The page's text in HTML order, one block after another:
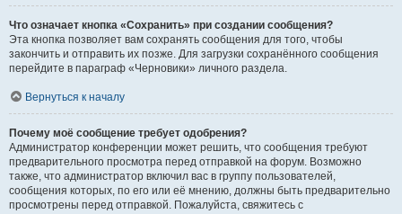
Что означает кнопка «Сохранить» при создании сообщения?
Эта кнопка позволяет вам сохранять сообщения для того, чтобы
закончить и отправить их позже. Для загрузки сохранённого сообщения
перейдите в параграф «Черновики» личного раздела.
Вернуться к началу
Почему моё сообщение требует одобрения?
Администратор конференции может решить, что сообщения требуют
предварительного просмотра перед отправкой на форум. Возможно
также, что администратор включил вас в группу пользователей,
сообщения которых, по его или её мнению, должны быть предварительно
просмотрены перед отправкой. Пожалуйста, свяжитесь с